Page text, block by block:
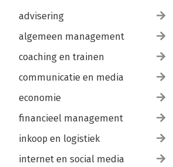
advisering
algemeen management
coaching en trainen
communicatie en media
economie
financieel management
inkoop en logistiek
internet en social media